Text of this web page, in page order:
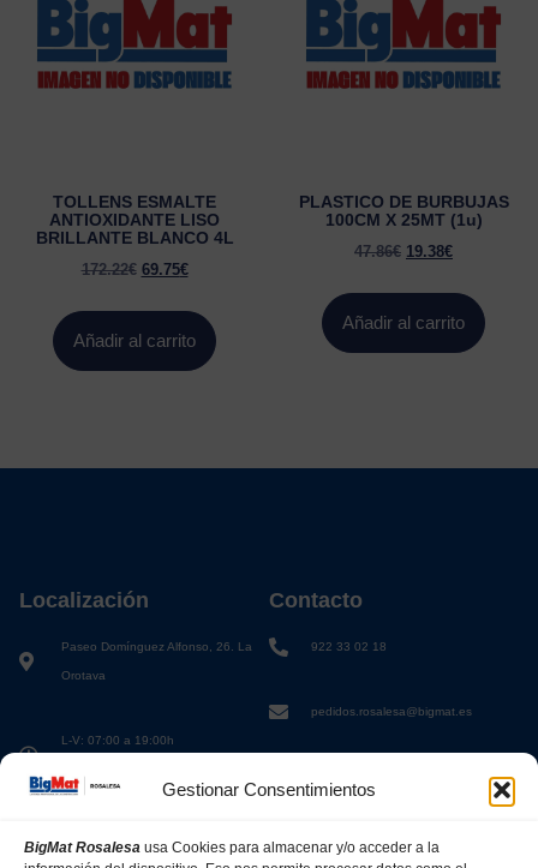
Gestionar Consentimientos
BigMat Rosalesa usa Cookies para almacenar y/o acceder a la
TOLLENS ESMALTE
ANTIOXIDANTE LISO
BRILLANTE BLANCO 4L
172.22€ 69.75€
Añadir al carrito
PLASTICO DE BURBUJAS
100CM X 25MT (1u)
47.86€ 19.38€
Añadir al carrito
Localización
Paseo Domínguez Alfonso, 26. La
Orotava
L-V: 07:00 a 19:00h
Contacto
922 33 02 18
pedidos.rosalesa@bigmat.es